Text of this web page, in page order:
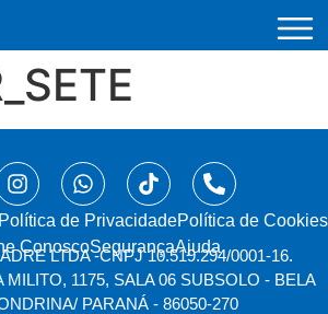
de PrivacidadePolítica de Cookies
ConoscoSegurançaAjuda
LTDA -CNPJ 10.519.294/0001-16.
MILITO, 1175, SALA 06 SUBSOLO - BELA
PARANÁ - 86050-270